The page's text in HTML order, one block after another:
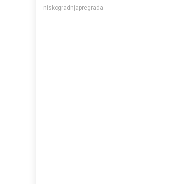
niskogradnjapregrada